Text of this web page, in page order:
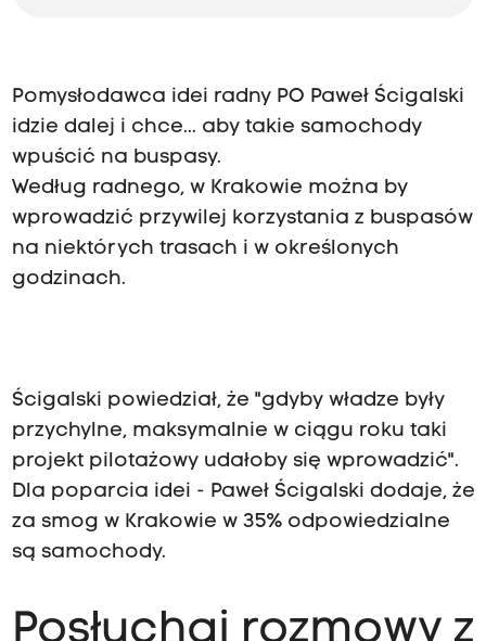
Pomysłodawca idei radny PO Paweł Ścigalski
idzie dalej i chce... aby takie samochody
wpuścić na buspasy.
Według radnego, w Krakowie można by
wprowadzić przywilej korzystania z buspasów
na niektórych trasach i w określonych
godzinach.
Ścigalski powiedział, że "gdyby władze były
przychylne, maksymalnie w ciągu roku taki
projekt pilotażowy udałoby się wprowadzić".
Dla poparcia idei - Paweł Ścigalski dodaje, że
za smog w Krakowie w 35% odpowiedzialne
są samochody.
Posłuchaj rozmowy z